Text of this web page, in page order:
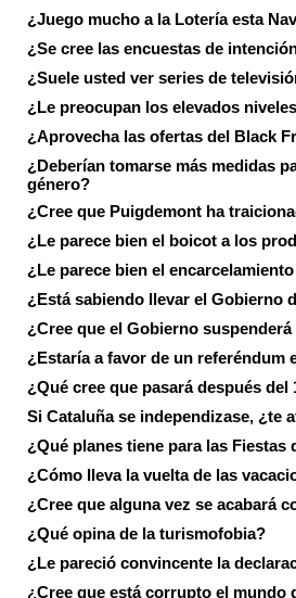
¿Juego mucho a la Lotería esta
¿Se cree las encuestas de
¿Suele usted ver series de
¿Le preocupan los elevados
¿Aprovecha las ofertas del Black
¿Deberían tomarse más medidas
género?
¿Cree que Puigdemont ha
¿Le parece bien el boicot a los
¿Le parece bien el
¿Está sabiendo llevar el Gobierno
¿Cree que el Gobierno
¿Estaría a favor de un referéndum
¿Qué cree que pasará después del
Si Cataluña se independizase, ¿te
¿Qué planes tiene para las Fiestas
¿Cómo lleva la vuelta de las
¿Cree que alguna vez se acabará
¿Qué opina de la turismofobia?
¿Le pareció convincente la
¿Cree que está corrupto el mundo